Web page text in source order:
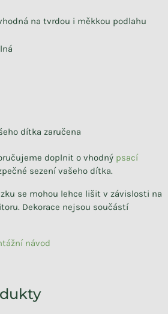
na tvrdou i měkkou podlahu
dítka zaručena
doplnit o vhodný psací
sezení vašeho dítka.
se mohou lehce lišit v závislosti na
Dekorace nejsou součástí
návod